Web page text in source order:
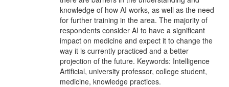
knowledge of how AI works, as well as the need
for further training in the area. The majority of
respondents consider AI to have a significant
impact on medicine and expect it to change the
way it is currently practiced and a better
projection of the future. Keywords: Intelligence
Artificial, university professor, college student,
medicine, knowledge practices.